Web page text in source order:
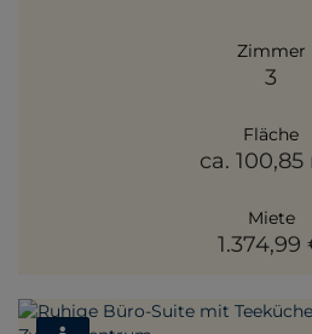
Zimmer
3
Fläche
ca. 100,85
Miete
1.374,99